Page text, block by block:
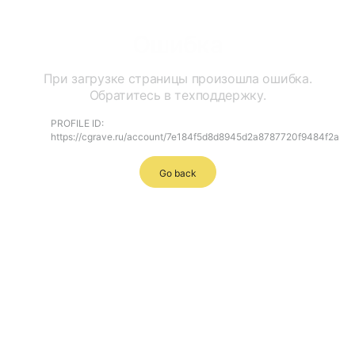
При загрузке страницы произошла ошибка.
Обратитесь в техподдержку.
PROFILE ID:
https://cgrave.ru/account/7e184f5d8d8945d2a8787720f9484f2a
Go back